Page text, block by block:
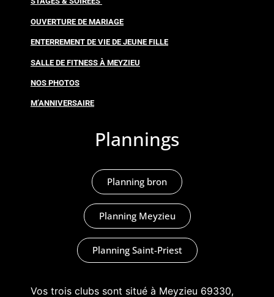
OUVERTURE DE MARIAGE
ENTERREMENT DE VIE DE JEUNE FILLE
SALLE DE FITNESS À MEYZIEU
NOS PHOTOS
M’ANNIVERSAIRE
Plannings
Planning bron
Planning Meyzieu
Planning Saint-Priest
Vos trois clubs sont situé à Meyzieu 69330,